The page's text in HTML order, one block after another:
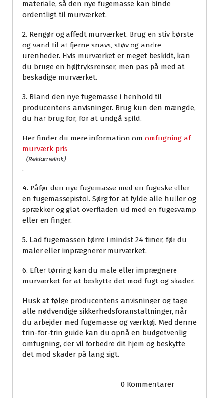
materiale, så den nye fugemasse kan binde
ordentligt til murværket.
2. Rengør og affedt murværket. Brug en stiv børste
og vand til at fjerne snavs, støv og andre
urenheder. Hvis murværket er meget beskidt, kan
du bruge en højtryksrenser, men pas på med at
beskadige murværket.
3. Bland den nye fugemasse i henhold til
producentens anvisninger. Brug kun den mængde,
du har brug for, for at undgå spild.
Her finder du mere information om omfugning af
murværk pris
.
4. Påfør den nye fugemasse med en fugeske eller
en fugemassepistol. Sørg for at fylde alle huller og
sprækker og glat overfladen ud med en fugesvamp
eller en finger.
5. Lad fugemassen tørre i mindst 24 timer, før du
maler eller imprægnerer murværket.
6. Efter tørring kan du male eller imprægnere
murværket for at beskytte det mod fugt og skader.
Husk at følge producentens anvisninger og tage
alle nødvendige sikkerhedsforanstaltninger, når
du arbejder med fugemasse og værktøj. Med denne
trin-for-trin guide kan du opnå en budgetvenlig
omfugning, der vil forbedre dit hjem og beskytte
det mod skader på lang sigt.
0 Kommentarer